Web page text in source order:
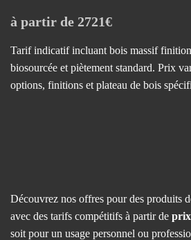
à partir de 2721€
Tarif indicatif incluant bois massif
biosourcée et piètement standard. Prix
options, finitions et plateau de bois
Découvrez nos offres pour des produits
avec des tarifs compétitifs à partir de
soit pour un usage personnel ou